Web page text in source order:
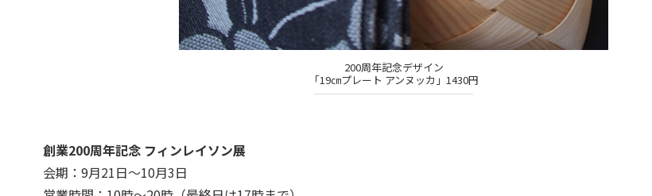
200周年記念デザイン
「19㎝プレート アンヌッカ」1430円
創業200周年記念 フィンレイソン展
会期：9月21日～10月3日